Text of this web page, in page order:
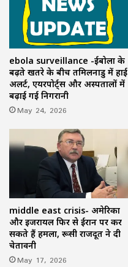
ebola surveillance -ईबोला के
बढ़ते खतरे के बीच तमिलनाडु में हाई
अलर्ट, एयरपोर्ट्स और अस्पतालों में
बढ़ाई गई निगरानी
May 24, 2026
middle east crisis- अमेरिका
और इजरायल फिर से ईरान पर कर
सकते हैं हमला, रूसी राजदूत ने दी
चेतावनी
May 17, 2026